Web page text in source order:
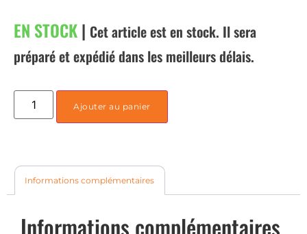
EN STOCK| Cet article est en stock. Il sera
préparé et expédié dans les meilleurs délais.
Ajouter au panier
Informations complémentaires
Informations complémentaires